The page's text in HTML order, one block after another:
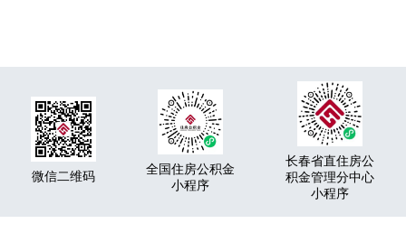
微信二维码
全国住房公积金
小程序
长春省直住房公
积金管理分中心
小程序